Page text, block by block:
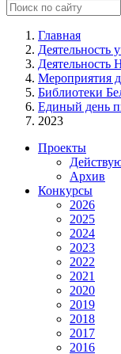
Главная
Деятельность
Мероприятия
Библиотеки
Единый день
2023
Проекты
Архив
Конкурсы
2026
2025
2024
2023
2022
2021
2020
2019
2018
2017
2016